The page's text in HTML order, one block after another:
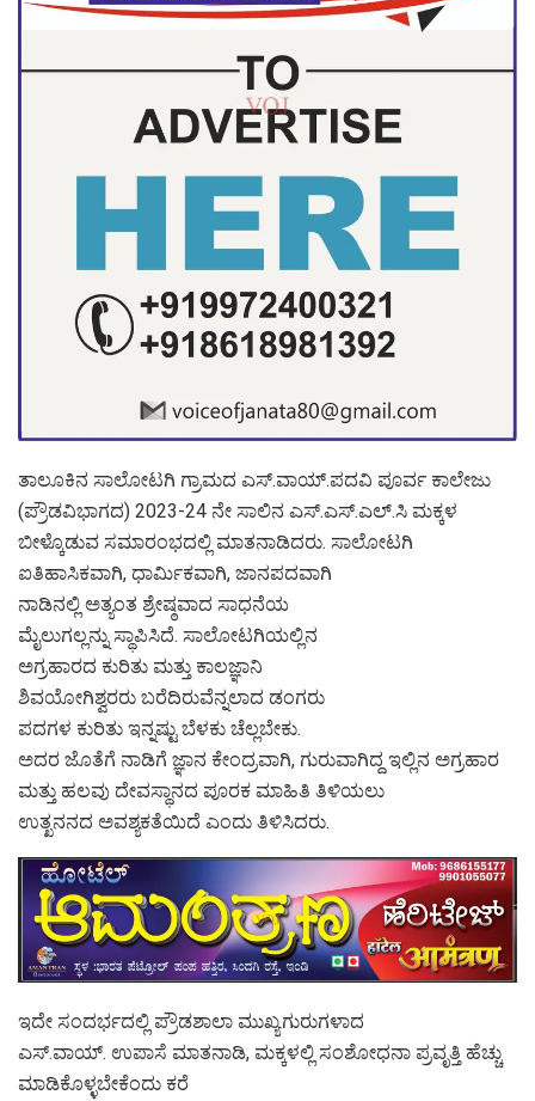
ತಾಲೂಕಿನ ಸಾಲೋಟಗಿ ಗ್ರಾಮದ ಎಸ್.ವಾಯ್.ಪದವಿ ಪೂರ್ವ ಕಾಲೇಜು
(ಪ್ರೌಡವಿಭಾಗದ) 2023-24 ನೇ ಸಾಲಿನ ಎಸ್.ಎಸ್.ಎಲ್.ಸಿ ಮಕ್ಕಳ
ಬೀಳ್ಕೊಡುವ ಸಮಾರಂಭದಲ್ಲಿ ಮಾತನಾಡಿದರು. ಸಾಲೋಟಗಿ
ಐತಿಹಾಸಿಕವಾಗಿ, ಧಾರ್ಮಿಕವಾಗಿ, ಜಾನಪದವಾಗಿ
ನಾಡಿನಲ್ಲಿ ಅತ್ಯಂತ ಶ್ರೇಷ್ಠವಾದ ಸಾಧನೆಯ
ಮೈಲುಗಲ್ಲನ್ನು ಸ್ಥಾಪಿಸಿದೆ. ಸಾಲೋಟಗಿಯಲ್ಲಿನ
ಅಗ್ರಹಾರದ ಕುರಿತು ಮತ್ತು ಕಾಲಜ್ಞಾನಿ
ಶಿವಯೋಗಿಶ್ವರರು ಬರೆದಿರುವೆನ್ನಲಾದ ಡಂಗರು
ಪದಗಳ ಕುರಿತು ಇನ್ನಷ್ಟು ಬೆಳಕು ಚೆಲ್ಲಬೇಕು.
ಅದರ ಜೊತೆಗೆ ನಾಡಿಗೆ ಜ್ಞಾನ ಕೇಂದ್ರವಾಗಿ, ಗುರುವಾಗಿದ್ದ ಇಲ್ಲಿನ ಅಗ್ರಹಾರ
ಮತ್ತು ಹಲವು ದೇವಸ್ಥಾನದ ಪೂರಕ ಮಾಹಿತಿ ತಿಳಿಯಲು
ಉತ್ಖನನದ ಅವಶ್ಯಕತೆಯಿದೆ ಎಂದು ತಿಳಿಸಿದರು.
ಇದೇ ಸಂದರ್ಭದಲ್ಲಿ ಪ್ರೌಡಶಾಲಾ ಮುಖ್ಯಗುರುಗಳಾದ
ಎಸ್.ವಾಯ್. ಉಪಾಸೆ ಮಾತನಾಡಿ, ಮಕ್ಕಳಲ್ಲಿ ಸಂಶೋಧನಾ ಪ್ರವೃತ್ತಿ ಹೆಚ್ಚು
ಮಾಡಿಕೊಳ್ಳಬೇಕೆಂದು ಕರೆ